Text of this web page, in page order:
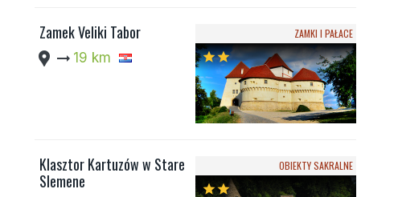
Zamek Veliki Tabor
location_pin arrow_right_alt 19 km
ZAMKI I PAŁACE
starstar
Klasztor Kartuzów w Stare
Slemene
OBIEKTY SAKRALNE
starstar